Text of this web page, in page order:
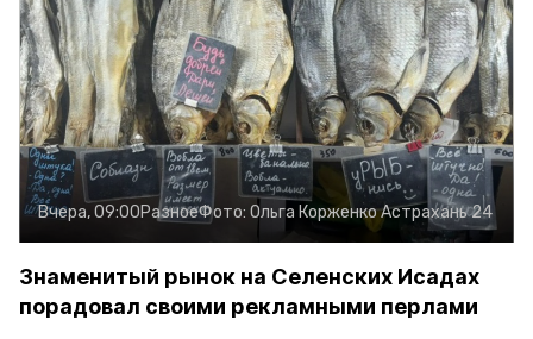
Вчера, 09:00РазноеФото: Ольга КорженкоАстрахань 24
Знаменитый рынок на Селенских Исадах
порадовал своими рекламными перлами